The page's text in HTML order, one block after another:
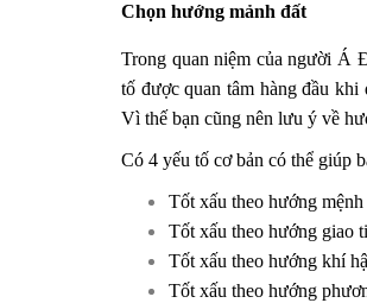
Chọn hướng mảnh đất
Trong quan niệm của người Á
tố được quan tâm hàng đầu khi
Vì thế bạn cũng nên lưu ý về
Có 4 yếu tố cơ bản có thể giúp
Tốt xấu theo hướng mệnh
Tốt xấu theo hướng giao
Tốt xấu theo hướng khí
Tốt xấu theo hướng